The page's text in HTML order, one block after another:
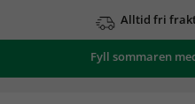
Alltid fri frakt
Fyll sommaren